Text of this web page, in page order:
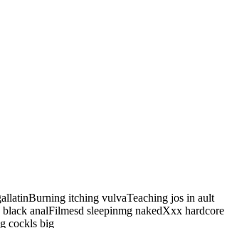
itching vulvaTeaching jos in ault
analFilmesd sleepinmg nakedXxx hardcore
cockls big